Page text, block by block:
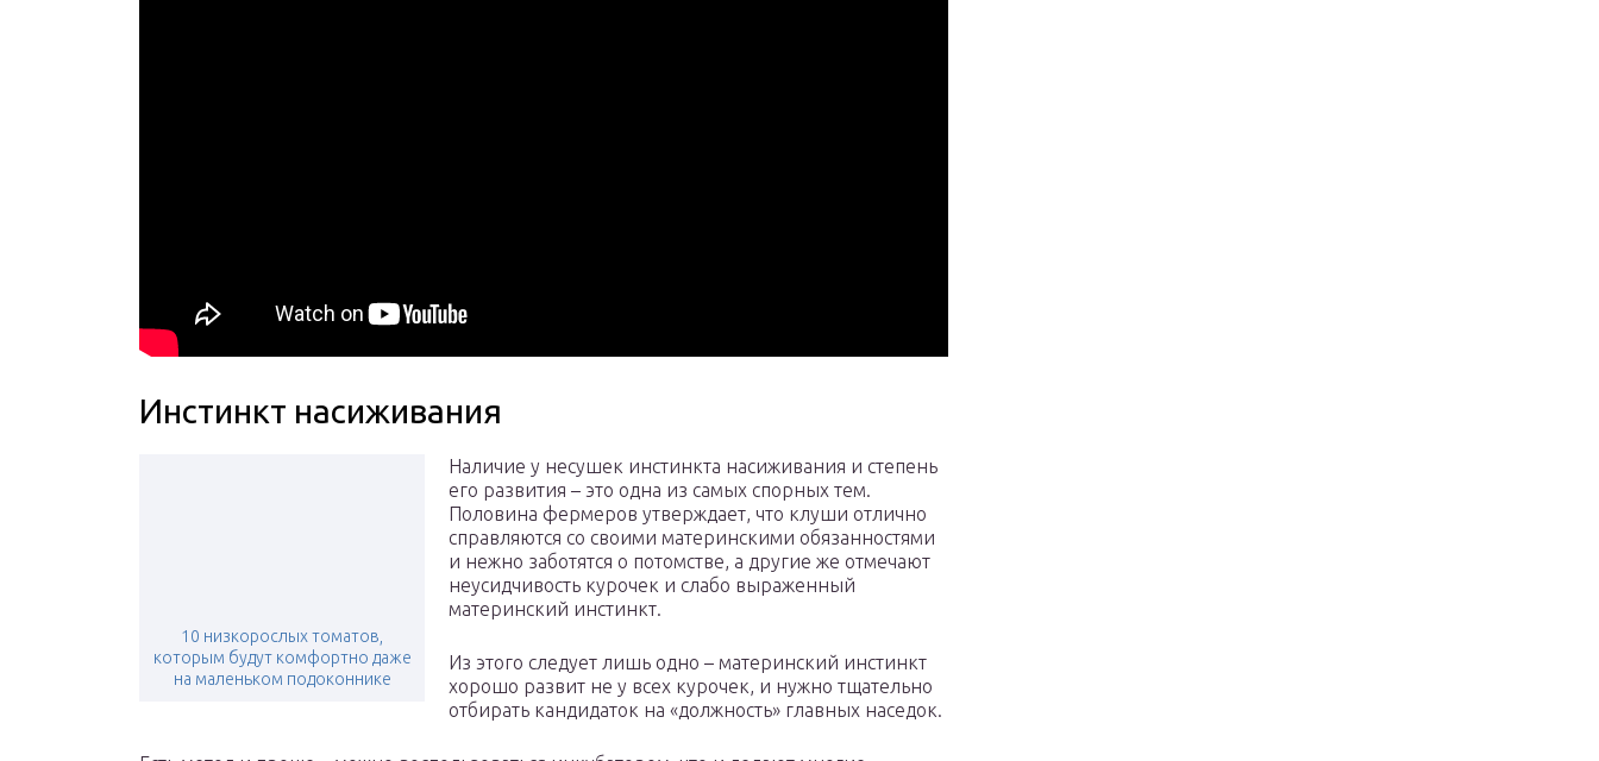
Инстинкт насиживания
10 низкорослых томатов,
которым будут комфортно даже
на маленьком подоконнике
Наличие у несушек инстинкта насиживания и степень
его развития – это одна из самых спорных тем.
Половина фермеров утверждает, что клуши отлично
справляются со своими материнскими обязанностями
и нежно заботятся о потомстве, а другие же отмечают
неусидчивость курочек и слабо выраженный
материнский инстинкт.
Из этого следует лишь одно – материнский инстинкт
хорошо развит не у всех курочек, и нужно тщательно
отбирать кандидаток на «должность» главных наседок.